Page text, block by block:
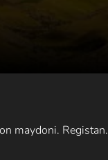
maydoni. Registan.